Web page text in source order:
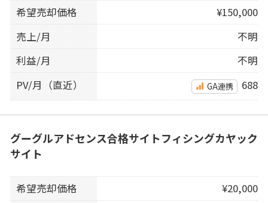
希望売却価格
¥150,000
売上/月
不明
利益/月
不明
PV/月（直近）
GA連携 688
グーグルアドセンス合格サイトフィシングカヤック
サイト
希望売却価格
¥20,000